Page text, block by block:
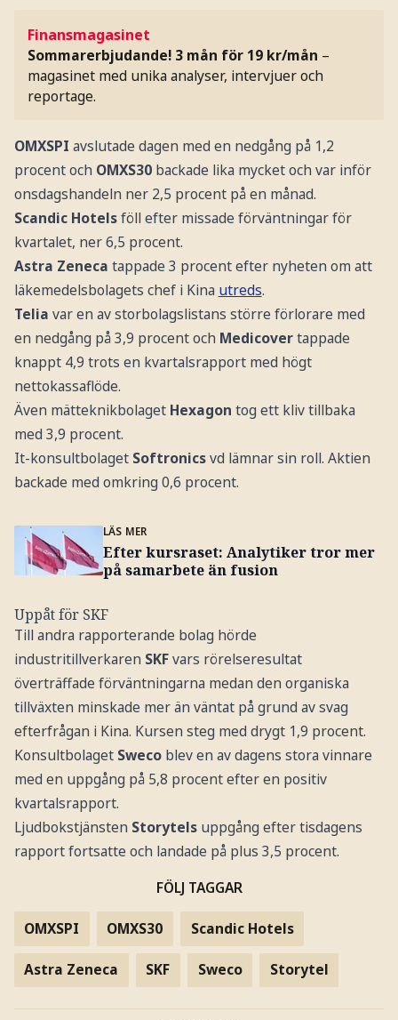
Finansmagasinet
Sommarerbjudande! 3 mån för 19 kr/mån –
magasinet med unika analyser, intervjuer och
reportage.
OMXSPI avslutade dagen med en nedgång på 1,2
procent och OMXS30backade lika mycket och var inför
onsdagshandeln ner 2,5 procent på en månad.
Scandic Hotelsföll efter missade förväntningar för
kvartalet, ner 6,5 procent.
Astra Zeneca tappade 3 procent efter nyheten om att
läkemedelsbolagets chef i Kina utreds.
Telia var en av storbolagslistans större förlorare med
en nedgång på 3,9 procent och Medicovertappade
knappt 4,9 trots en kvartalsrapport med högt
nettokassaflöde.
Även mätteknikbolaget Hexagon tog ett kliv tillbaka
med 3,9 procent.
It-konsultbolaget Softronicsvd lämnar sin roll. Aktien
backade med omkring 0,6 procent.
LÄS MER
Efter kursraset: Analytiker tror mer
på samarbete än fusion
Uppåt för SKF
Till andra rapporterande bolag hörde
industritillverkaren SKFvars rörelseresultat
överträffade förväntningarna medan den organiska
tillväxten minskade mer än väntat på grund av svag
efterfrågan i Kina. Kursen steg med drygt 1,9 procent.
Konsultbolaget Swecoblev en av dagens stora vinnare
med en uppgång på 5,8 procent efter en positiv
kvartalsrapport.
Ljudbokstjänsten Storytelsuppgång efter tisdagens
rapport fortsatte och landade på plus 3,5 procent.
FÖLJ TAGGAR
OMXSPI OMXS30 Scandic Hotels
Astra Zeneca SKF Sweco Storytel